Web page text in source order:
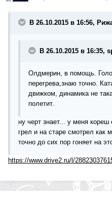
В 26.10.2015 в 16:56,
В 26.10.2015 в 16:35,
Олдмерин, в помощь.
перегрева,знаю точно.
движком, динамика не
полетит.
ну черт знает... у меня кореш
грел и на старе смотрел как
точно до сих пор гоняет на
https://www.drive2.ru/l/